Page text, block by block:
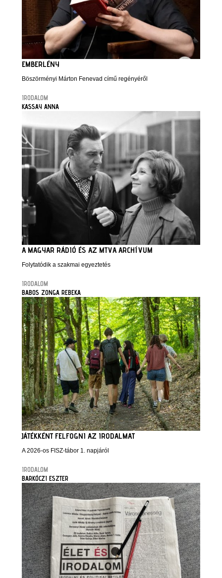
EMBERLÉNY
Böszörményi Márton Fenevad című regényéről
IRODALOM
KASSAY ANNA
A MAGYAR RÁDIÓ ÉS AZ MTVA ARCHÍVUM
Folytatódik a szakmai egyeztetés
IRODALOM
BABOS ZONGA REBEKA
JÁTÉKKÉNT FELFOGNI AZ IRODALMAT
A 2026-os FISZ-tábor 1. napjáról
IRODALOM
BARKÓCZI ESZTER